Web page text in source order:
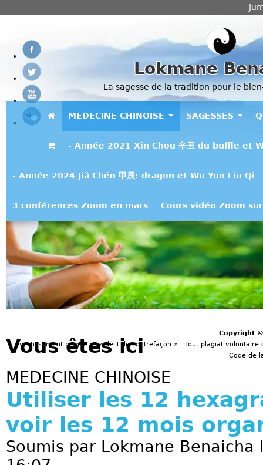
Lokmane
La sagesse de la tradition pour le
MEDECINE CHINOISE SAGESSES
- Année 2021 Xin Chou 辛丑 du buffle et
- Année 2024 Jiǎ Chén 甲辰: dragon et Wu Yun Liu Qi
3 conférences Zoom en mars Cours vidéo Zoom
Vous êtes ici
MEDECINE CHINOISE
Utiliser les 12
voir les 12 mois
Soumis par Lokmane Benaicha
Copyright
Avertissement plagiat et « délit de contrefaçon » : Tout plagiat
Code de